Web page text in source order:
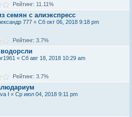
Рейтинг: 11.11%
семян с алиэкспресс
777 « Сб окт 06, 2018 9:18 pm
Рейтинг: 3.7%
« Сб авг 18, 2018 10:29 am
Рейтинг: 3.7%
I « Ср июл 04, 2018 9:11 pm